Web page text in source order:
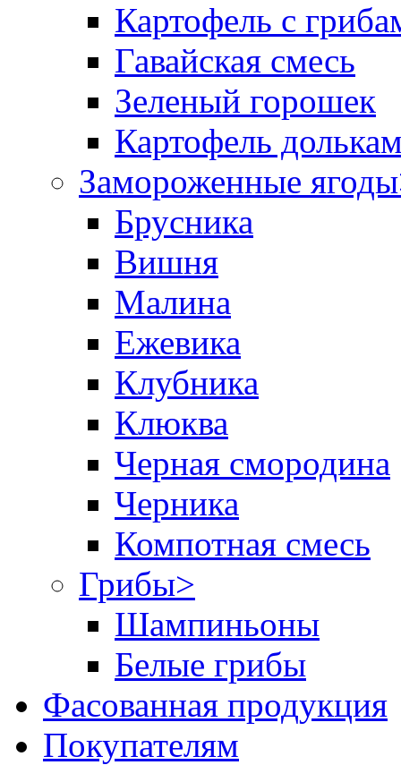
Картофель с
Гавайская смесь
Зеленый горошек
Картофель
Замороженные ягоды
Брусника
Вишня
Малина
Ежевика
Клубника
Клюква
Черная смородина
Черника
Компотная смесь
Грибы>
Шампиньоны
Белые грибы
Фасованная продукция
Покупателям